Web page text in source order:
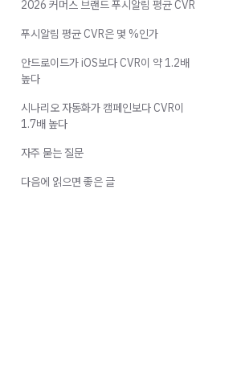
2026 커머스 브랜드 푸시알림 평균 CVR
푸시알림 평균 CVR은 몇 %인가
안드로이드가 iOS보다 CVR이 약 1.2배
높다
시나리오 자동화가 캠페인보다 CVR이
1.7배 높다
자주 묻는 질문
다음에 읽으면 좋은 글